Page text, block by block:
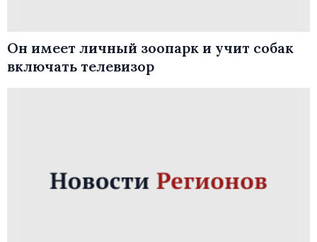
Он имеет личный зоопарк и учит собак
включать телевизор